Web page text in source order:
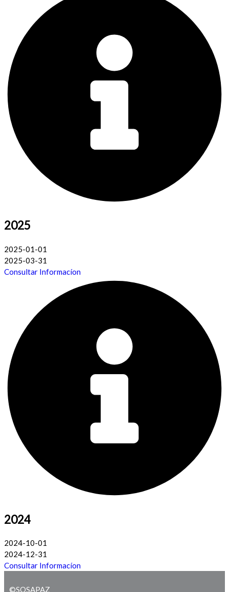
2025
2025-01-01
2025-03-31
Consultar Informacíon
2024
2024-10-01
2024-12-31
Consultar Informacíon
©SOSAPAZ